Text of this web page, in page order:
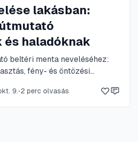
lakásban:
és haladóknak
beltéri menta neveléséhez:
fény- és öntözési
trágyázás, szaporítás
kártevőkezelés és tárolási
lépések, heti rutin és
9.•2 perc olvasás